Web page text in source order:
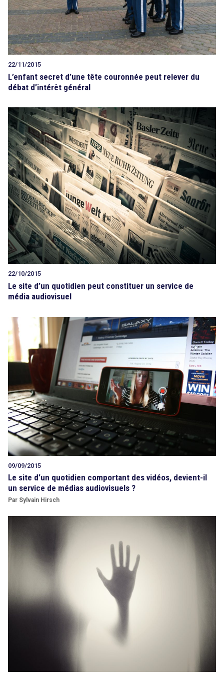
22/11/2015
L’enfant secret d’une tête couronnée peut relever du
débat d’intérêt général
22/10/2015
Le site d’un quotidien peut constituer un service de
média audiovisuel
09/09/2015
Le site d’un quotidien comportant des vidéos, devient-il
un service de médias audiovisuels ?
Par Sylvain Hirsch